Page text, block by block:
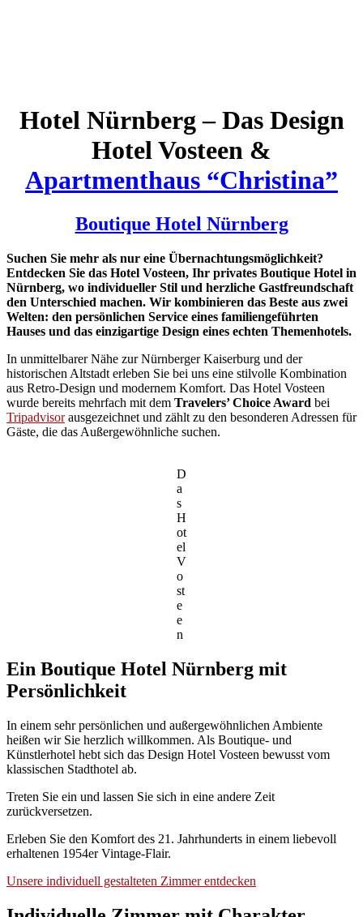
Hotel Nürnberg – Das Design
Hotel Vosteen &
Apartmenthaus “Christina”
Boutique Hotel Nürnberg
Suchen Sie mehr als nur eine Übernachtungsmöglichkeit?
Entdecken Sie das Hotel Vosteen, Ihr privates Boutique Hotel in
Nürnberg, wo individueller Stil und herzliche Gastfreundschaft
den Unterschied machen. Wir kombinieren das Beste aus zwei
Welten: den persönlichen Service eines familiengeführten
Hauses und das einzigartige Design eines echten Themenhotels.
In unmittelbarer Nähe zur Nürnberger Kaiserburg und der
historischen Altstadt erleben Sie bei uns eine stilvolle Kombination
aus Retro-Design und modernem Komfort. Das Hotel Vosteen
wurde bereits mehrfach mit dem Travelers’ Choice Award bei
Tripadvisorausgezeichnet und zählt zu den besonderen Adressen für
Gäste, die das Außergewöhnliche suchen.
D
a
s
H
ot
el
V
o
st
e
e
n
Ein Boutique Hotel Nürnberg mit
Persönlichkeit
In einem sehr persönlichen und außergewöhnlichen Ambiente
heißen wir Sie herzlich willkommen. Als Boutique- und
Künstlerhotel hebt sich das Design Hotel Vosteen bewusst vom
klassischen Stadthotel ab.
Treten Sie ein und lassen Sie sich in eine andere Zeit
zurückversetzen.
Erleben Sie den Komfort des 21. Jahrhunderts in einem liebevoll
erhaltenen 1954er Vintage-Flair.
Unsere individuell gestalteten Zimmer entdecken